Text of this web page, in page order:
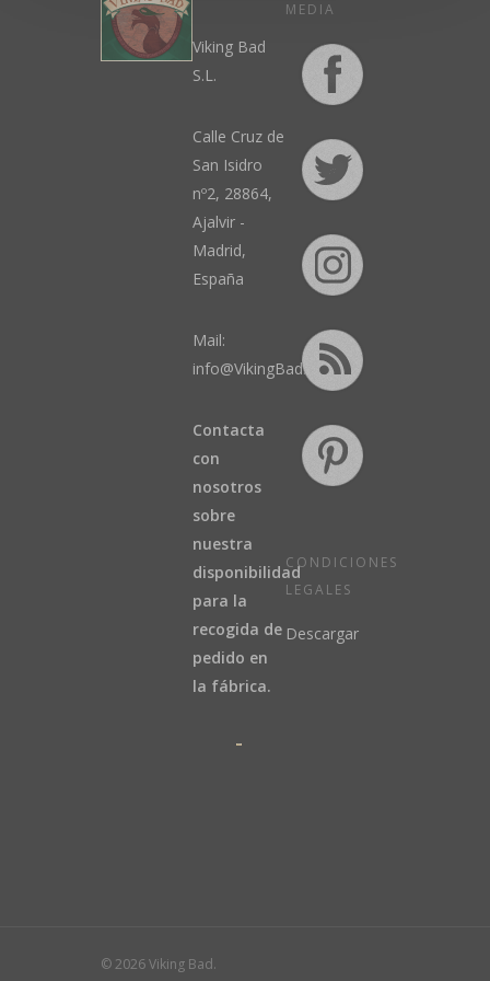
Viking Bad
S.L.
Calle Cruz de
San Isidro
nº2, 28864,
Ajalvir -
Madrid,
España
Mail:
info@VikingBad.es
Contacta
con
nosotros
sobre
nuestra
disponibilidad
para la
recogida de
pedido en
la fábrica.
MEDIA
CONDICIONES
LEGALES
Descargar
© 2026 Viking Bad.